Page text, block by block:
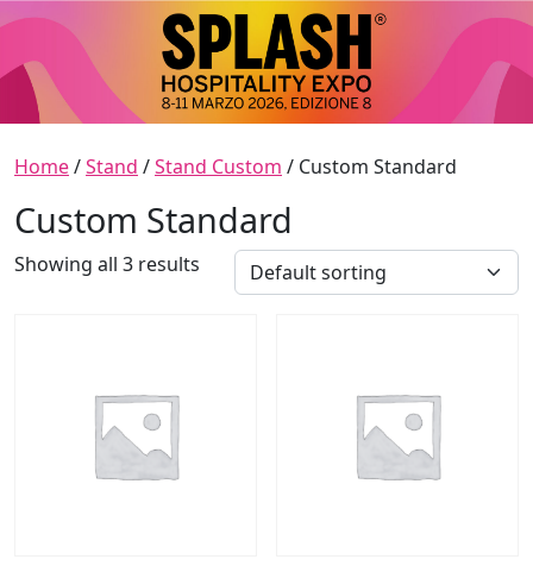
Skip to content
Main Navigation
Home/Stand /Stand Custom / Custom Standard
Custom Standard
Showing all 3 results